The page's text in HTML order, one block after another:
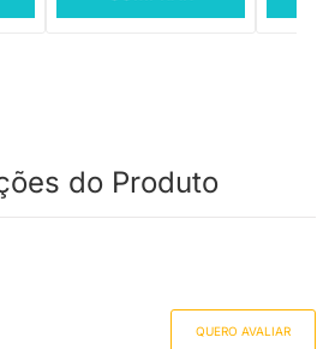
do Produto
QUERO AVALIAR